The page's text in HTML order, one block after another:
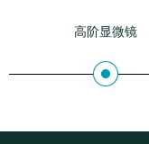
高阶显微镜